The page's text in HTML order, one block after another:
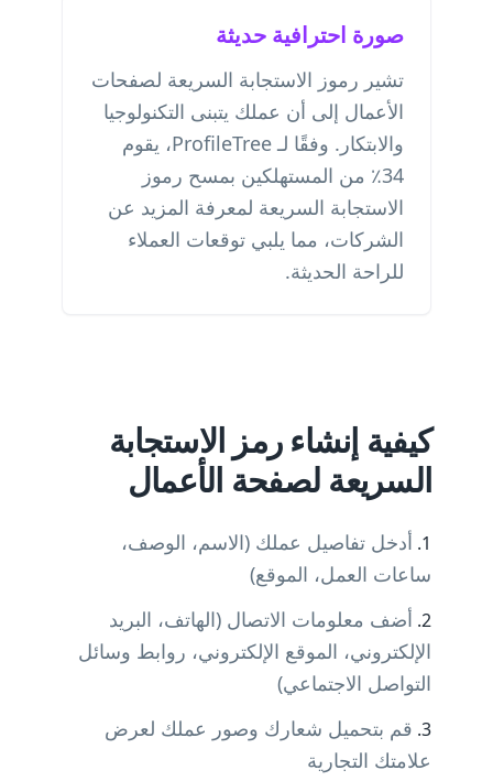
صورة احترافية حديثة
تشير رموز الاستجابة السريعة لصفحات
الأعمال إلى أن عملك يتبنى التكنولوجيا
والابتكار. وفقًا لـ ProfileTree، يقوم
34٪ من المستهلكين بمسح رموز
الاستجابة السريعة لمعرفة المزيد عن
الشركات، مما يلبي توقعات العملاء
للراحة الحديثة.
كيفية إنشاء رمز الاستجابة
السريعة لصفحة الأعمال
أدخل تفاصيل عملك (الاسم، الوصف،
ساعات العمل، الموقع)
أضف معلومات الاتصال (الهاتف، البريد
الإلكتروني، الموقع الإلكتروني، روابط وسائل
التواصل الاجتماعي)
قم بتحميل شعارك وصور عملك لعرض
علامتك التجارية